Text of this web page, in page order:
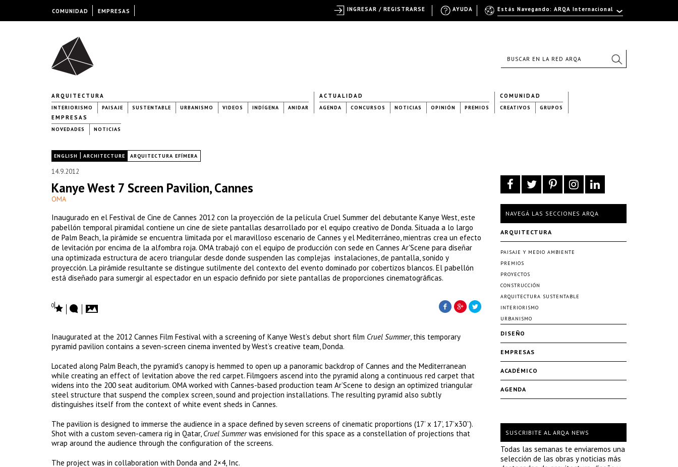
ARQUITECTURA
INTERIORISMO PAISAJE SUSTENTABLE URBANISMO VIDEOS INDÍGENA ANIDAR
ACTUALIDAD
AGENDA CONCURSOS NOTICIAS OPINIÓN PREMIOS
COMUNIDAD
CREATIVOS GRUPOS
EMPRESAS
NOVEDADES NOTICIAS
ENGLISH | ARCHITECTURE ARQUITECTURA EFÍMERA
14.9.2012
Kanye West 7 Screen Pavilion, Cannes
OMA
Inaugurado en el Festival de Cine de Cannes 2012 con la proyección de la película Cruel Summer del debutante Kanye West, este
pabellón temporal piramidal contiene un cine de siete pantallas desarrollado por el equipo creativo de Donda. Situada a lo largo
de Palm Beach, la pirámide se encuentra limitada por el maravilloso escenario de Cannes y el Mediterráneo, mientras crea un efecto
de levitación por encima de la alfombra roja. OMA trabajó con el equipo de producción con sede en Cannes Ar'Scene para diseñar
una optimizada estructura de acero triangular desde donde suspenden las complejas instalaciones, de pantalla, sonido y
proyección. La pirámide resultante se distingue sutilmente del contexto del evento dominado por cobertizos blancos. El pabellón
está diseñado para sumergir al espectador en un espacio definido por siete pantallas de proporciones cinematográficas.
0
Inaugurated at the 2012 Cannes Film Festival with a screening of Kanye West’s debut short film Cruel Summer, this temporary
pyramid pavilion contains a seven-screen cinema invented by West’s creative team, Donda.
Located along Palm Beach, the pyramid’s canopy is hemmed to open up a panoramic backdrop of Cannes and the Mediterranean
while creating an effect of levitation above the red carpet. Filmgoers ascend into the pyramid along a continuous red carpet that
widens into the 200 seat auditorium. OMA worked with Cannes-based production team Ar’Scene to design an optimized triangular
steel structure that suspend the complex screen, sound and projection installations. The resulting pyramid also subtly
distinguishes itself from the context of white event sheds in Cannes.
The pavilion is designed to immerse the audience in a space defined by seven screens of cinematic proportions (17’ x 17’, 17’x30’’).
Shot with a custom seven-camera rig in Qatar, Cruel Summerwas envisioned for this space as a constellation of projections that
wrap around the audience through the configuration of the screens.
The project was in collaboration with Donda and 2×4, Inc.
NAVEGÁ LAS SECCIONES ARQA
ARQUITECTURA
PAISAJE Y MEDIO AMBIENTE
PREMIOS
PROYECTOS
CONSTRUCCIÓN
ARQUITECTURA SUSTENTABLE
INTERIORISMO
URBANISMO
DISEÑO
EMPRESAS
ACADÉMICO
AGENDA
SUSCRIBITE AL ARQA NEWS
Todas las semanas te enviaremos una
selección de las obras y noticias más
COMUNIDAD EMPRESAS Estás Navegando: ARQA Internacional
AYUDA
INGRESAR / REGISTRARSE